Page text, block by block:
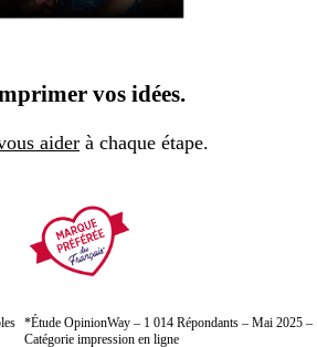
vos idées.
aider à chaque étape.
*Étude OpinionWay – 1 014 Répondants – Mai 2025 –
Catégorie impression en ligne